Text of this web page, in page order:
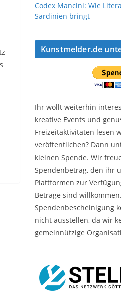
Codex Mancini: Wie
Sardinien bringt
Kunstmelder.de
Ihr wollt weiterhin
kreative Events und
Freizeitaktivitäten lesen
veröffentlichen? Dann
kleinen Spende. Wir
Spendenbetrag, den ihr
Plattformen zur
Beträge sind
Spendenbescheinigung
nicht ausstellen, da wir
gemeinnützige